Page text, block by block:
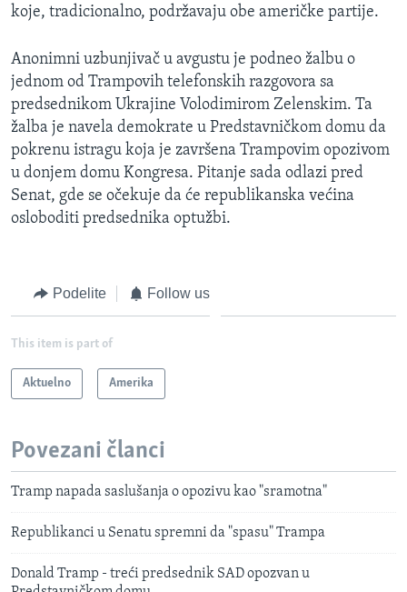
koje, tradicionalno, podržavaju obe američke partije.
Anonimni uzbunjivač u avgustu je podneo žalbu o
jednom od Trampovih telefonskih razgovora sa
predsednikom Ukrajine Volodimirom Zelenskim. Ta
žalba je navela demokrate u Predstavničkom domu da
pokrenu istragu koja je završena Trampovim opozivom
u donjem domu Kongresa. Pitanje sada odlazi pred
Senat, gde se očekuje da će republikanska većina
osloboditi predsednika optužbi.
Podelite Follow us
This item is part of
Aktuelno Amerika
Povezani članci
Tramp napada saslušanja o opozivu kao "sramotna"
Republikanci u Senatu spremni da "spasu" Trampa
Donald Tramp - treći predsednik SAD opozvan u